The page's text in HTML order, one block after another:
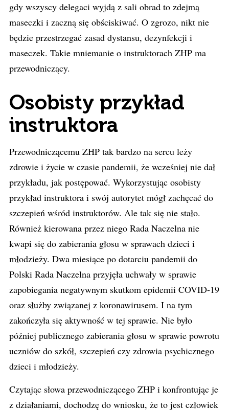
gdy wszyscy delegaci wyjdą z sali obrad to zdejmą
maseczki i zaczną się obściskiwać. O zgrozo, nikt nie
będzie przestrzegać zasad dystansu, dezynfekcji i
maseczek. Takie mniemanie o instruktorach ZHP ma
przewodniczący.
Osobisty przykład
instruktora
Przewodniczącemu ZHP tak bardzo na sercu leży
zdrowie i życie w czasie pandemii, że wcześniej nie dał
przykładu, jak postępować. Wykorzystując osobisty
przykład instruktora i swój autorytet mógł zachęcać do
szczepień wśród instruktorów. Ale tak się nie stało.
Również kierowana przez niego Rada Naczelna nie
kwapi się do zabierania głosu w sprawach dzieci i
młodzieży. Dwa miesiące po dotarciu pandemii do
Polski Rada Naczelna przyjęła uchwały w sprawie
zapobiegania negatywnym skutkom epidemii COVID-19
oraz służby związanej z koronawirusem. I na tym
zakończyła się aktywność w tej sprawie. Nie było
później publicznego zabierania głosu w sprawie powrotu
uczniów do szkół, szczepień czy zdrowia psychicznego
dzieci i młodzieży.
Czytając słowa przewodniczącego ZHP i konfrontując je
z działaniami, dochodzę do wniosku, że to jest człowiek